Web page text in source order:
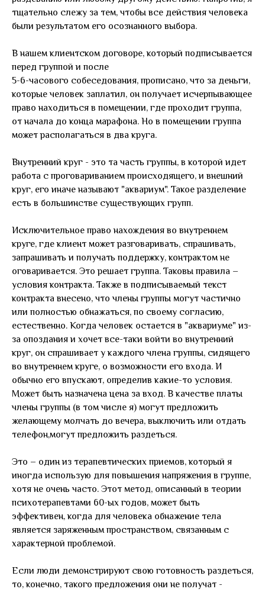
тщательно слежу за тем, чтобы все действия человека
были результатом его осознанного выбора.
В нашем клиентском договоре, который подписывается
перед группой и после
5-6-часового собеседования, прописано, что за деньги,
которые человек заплатил, он получает исчерпывающее
право находиться в помещении, где проходит группа,
от начала до конца марафона. Но в помещении группа
может располагаться в два круга.
Внутренний круг - это та часть группы, в которой идет
работа с проговариванием происходящего, и внешний
круг, его иначе называют "аквариум". Такое разделение
есть в большинстве существующих групп.
Исключительное право нахождения во внутреннем
круге, где клиент может разговаривать, спрашивать,
запрашивать и получать поддержку, контрактом не
оговаривается. Это решает группа. Таковы правила –
условия контракта. Также в подписываемый текст
контракта внесено, что члены группы могут частично
или полностью обнажаться, по своему согласию,
естественно. Когда человек остается в "аквариуме" из-
за опоздания и хочет все-таки войти во внутренний
круг, он спрашивает у каждого члена группы, сидящего
во внутреннем круге, о возможности его входа. И
обычно его впускают, определив какие-то условия.
Может быть назначена цена за вход. В качестве платы
члены группы (в том числе я) могут предложить
желающему молчать до вечера, выключить или отдать
телефон,могут предложить раздеться.
Это – один из терапевтических приемов, который я
иногда использую для повышения напряжения в группе,
хотя не очень часто. Этот метод, описанный в теории
психотерапевтами 60-ых годов, может быть
эффективен, когда для человека обнажение тела
является заряженным пространством, связанным с
характерной проблемой.
Если люди демонстрируют свою готовность раздеться,
то, конечно, такого предложения они не получат -